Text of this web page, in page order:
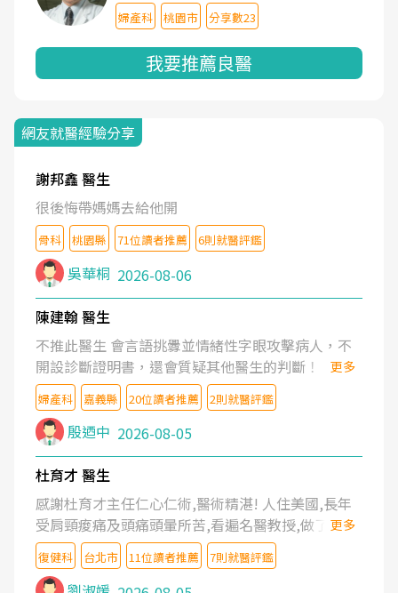
婦產科 桃園市 分享數23
我要推薦良醫
網友就醫經驗分享
謝邦鑫 醫生
很後悔帶媽媽去給他開
骨科 桃園縣 71位讀者推薦 6則就醫評鑑
吳華桐 2026-08-06
陳建翰 醫生
不推此醫生 會言語挑釁並情緒性字眼攻擊病人，不
開設診斷證明書，還會質疑其他醫生的判斷！
更多
婦產科 嘉義縣 20位讀者推薦 2則就醫評鑑
殷迺中 2026-08-05
杜育才 醫生
感謝杜育才主任仁心仁術,醫術精湛! 人住美國,長年
受肩頸痠痛及頭痛頭暈所苦,看遍名醫教授,做了各種
檢查,也嘗試過西醫打針,中醫針灸及物理徒手治療都
沒有用,後來連吃到嗎啡類止痛藥都效果有限,只是壓
更多
復健科 台北市 11位讀者推薦 7則就醫評鑑